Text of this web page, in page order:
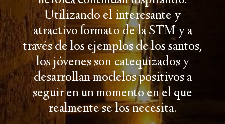
Utilizando el interesante y
atractivo formato de la STM y a
través de los ejemplos de los santos,
los jóvenes son catequizados y
desarrollan modelos positivos a
seguir en un momento en el que
realmente se los necesita.